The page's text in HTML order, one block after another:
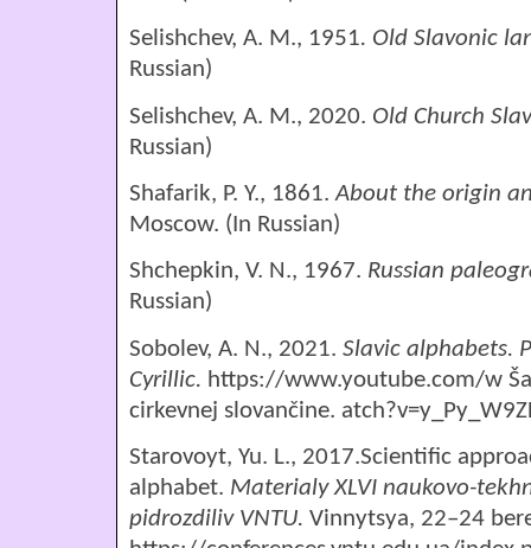
Selishchev, A. M., 1951. Old Slavonic
Russian)
Selishchev, A. M., 2020. Old Church
Russian)
Shafarik, P. Y., 1861.About the origin
Moscow. (In Russian)
Shchepkin, V. N., 1967. Russian
Russian)
Sobolev, A. N., 2021. Slavic alphabets.
Cyrillic. https://www.youtube.com/w
cirkevnej slovančine.
Starovoyt, Yu. L., 2017.Scientific
alphabet. Materialy XLVI naukovo-
pidrozdiliv VNTU. Vinnytsya, 22–24